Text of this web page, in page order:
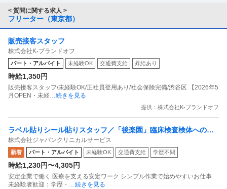
< 質問に関する求人 >
フリーター（東京都）
販売接客スタッフ
株式会社K-ブランドオフ
パート・アルバイト 未経験OK 交通費支給 昇給あり
時給1,350円
販売接客スタッフ/未経験OK/正社員登用あり/社会保険完備/渋谷区 【2026年5
月OPEN・未経…続きを見る
提供：株式会社K-ブランドオフ
ラベル貼りシール貼りスタッフ／「後楽園」臨床検査検体へのラ
ベル貼りシール貼りスタッフ
株式会社ジャパンクリニカルサービス
新着 パート・アルバイト 未経験OK 交通費支給 学歴不問
時給1,230円〜4,305円
安定企業で働く 医療を支える安定ワーク シンプル作業で始めやすいお仕事
未経験者歓迎：学歴・ …続きを見る